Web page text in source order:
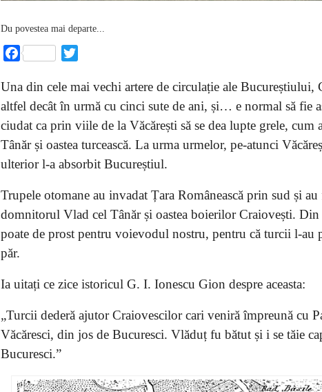
Du povestea mai departe...
Facebook
Una din cele mai vechi artere de circulație ale Bucureștiului,
altfel decât în urmă cu cinci sute de ani, și… e normal să fie
ciudat ca prin viile de la Văcărești să se dea lupte grele,
Tânăr și oastea turcească. La urma urmelor, pe-atunci
ulterior l-a absorbit Bucureștiul.
Trupele otomane au invadat Țara Românească prin sud și
domnitorul Vlad cel Tânăr și oastea boierilor Craiovești. Din
poate de prost pentru voievodul nostru, pentru că turcii l-au
păr.
Ia uitați ce zice istoricul G. I. Ionescu Gion despre aceasta:
„Turcii dederă ajutor Craiovescilor cari veniră împreună cu
Văcăresci, din jos de Bucuresci. Vlăduț fu bătut și i se tăie
Bucuresci.”